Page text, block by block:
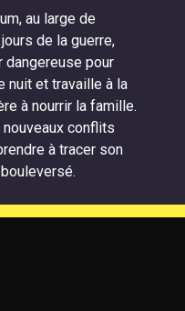
au large de
de la guerre,
dangereuse pour
nuit et travaille à la
à nourrir la famille.
conflits
à tracer son